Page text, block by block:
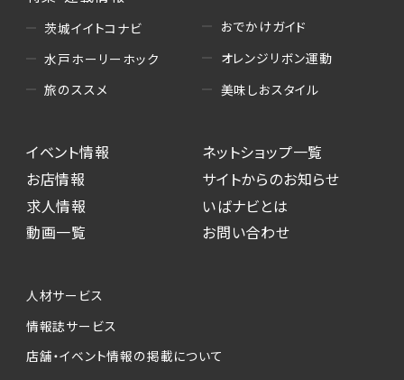
茨城イイトコナビ
水戸ホーリーホック
旅のススメ
おでかけガイド
オレンジリボン運動
美味しおスタイル
イベント情報
お店情報
求人情報
動画一覧
ネットショップ一覧
サイトからのお知らせ
いばナビとは
お問い合わせ
人材サービス
情報誌サービス
店舗・イベント情報の掲載について